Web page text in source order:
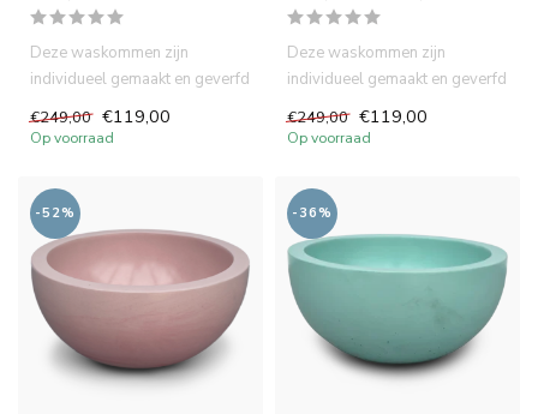
Deze waskommen zijn
individueel gemaakt en geverfd
€249,00 €119,00
Op voorraad
Deze waskommen zijn
individueel gemaakt en geverfd
€249,00 €119,00
Op voorraad
-52% -36%